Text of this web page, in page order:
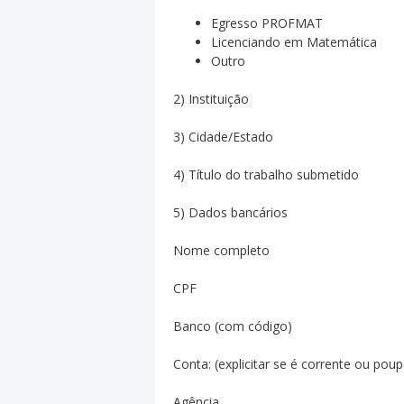
Egresso PROFMAT
Licenciando em Matemática
Outro
2) Instituição
3) Cidade/Estado
4) Título do trabalho submetido
5) Dados bancários
Nome completo
CPF
Banco (com código)
Conta: (explicitar se é corrente ou